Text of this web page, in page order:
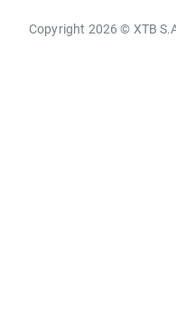
Copyright 2026 © XTB